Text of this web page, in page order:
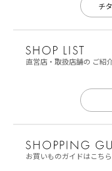
チ
直営店・取扱店舗の ご紹
お買いものガイドはこちら